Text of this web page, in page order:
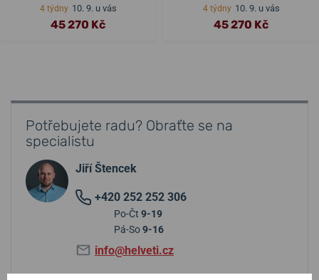
4 týdny 10. 9. u vás
45 270 Kč
4 týdny 10. 9. u vás
45 270 Kč
Potřebujete radu? Obraťte se na
specialistu
Jiří Štencek
+420 252 252 306
Po-Čt 9-19
Pá-So9-16
info@helveti.cz